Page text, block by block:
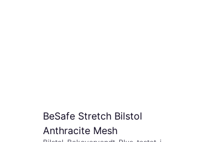
BeSafe Stretch Bilstol
Anthracite Mesh